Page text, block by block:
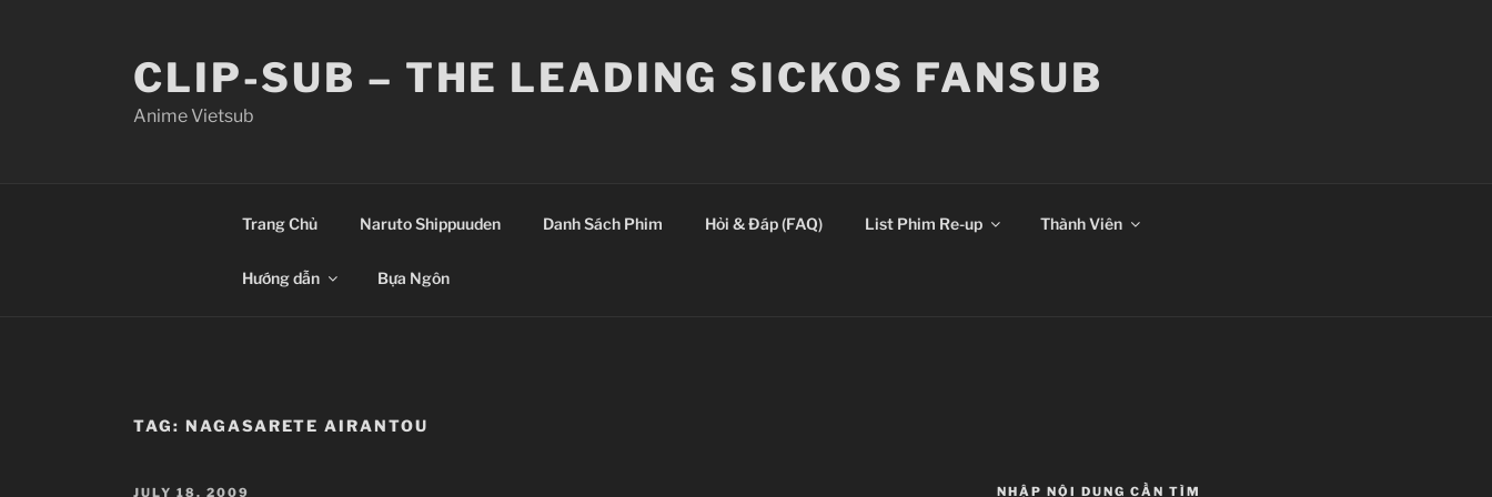
CLIP-SUB – THE LEADING SICKOS FANSUB
Anime Vietsub
Trang Chủ Naruto Shippuuden Danh Sách Phim Hỏi & Đáp (FAQ) List Phim Re-up Thành Viên
Hướng dẫn Bựa Ngôn
TAG: NAGASARETE AIRANTOU
POSTED
JULY 18, 2009 NHẬP NỘI DUNG CẦN TÌM